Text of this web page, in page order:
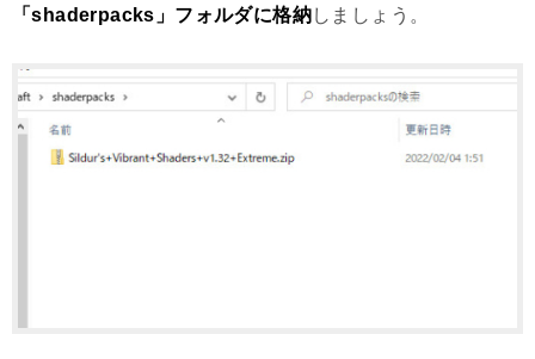
「shaderpacks」フォルダに格納しましょう。